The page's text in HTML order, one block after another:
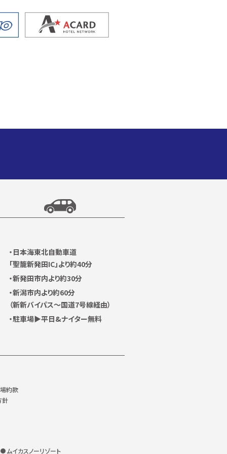
日本海東北自動車道
「聖籠新発田IC」より約40分
新発田市内より約30分
新潟市内より約60分
（新新バイパス〜国道7号線経由）
駐車場▶平日&ナイター無料
約款
針
ムイカスノーリゾート